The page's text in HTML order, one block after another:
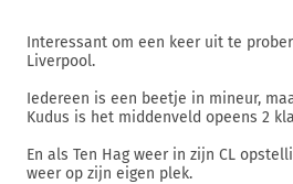
Interessant om een keer uit te
Liverpool.
Iedereen is een beetje in mineur,
Kudus is het middenveld opeens 2
En als Ten Hag weer in zijn CL
weer op zijn eigen plek.